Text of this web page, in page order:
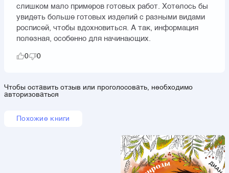
слишком мало примеров готовых работ. Хотелось бы
увидеть больше готовых изделий с разными видами
росписей, чтобы вдохновиться. А так, информация
полезная, особенно для начинающих.
0 0
Чтобы оставить отзыв или проголосовать, необходимо
авторизоваться
Похожие книги